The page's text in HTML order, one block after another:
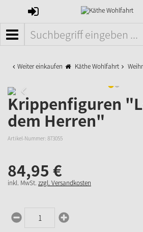
ANMELDEN
MENÜ
Weiter einkaufen Käthe Wohlfahrt
Krippenfiguren
dem Herren"
Artikel-Nummer: 873055
84,95 €
inkl. MwSt. zzgl. Versandkosten